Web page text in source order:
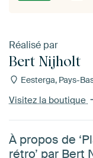
Réalisé par
Bert Nijholt
Eesterga, Pays-
Visitez la boutique
À propos de
rétro’ par Bert